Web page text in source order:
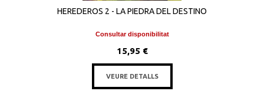
HEREDEROS 2 - LA PIEDRA DEL DESTINO
Consultar disponibilitat
15,95 €
VEURE DETALLS